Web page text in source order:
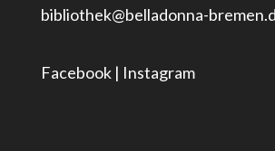
bibliothek@belladonna-
Facebook| Instagram